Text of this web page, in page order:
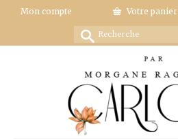
Mon compte Votre panier
Rechercher :